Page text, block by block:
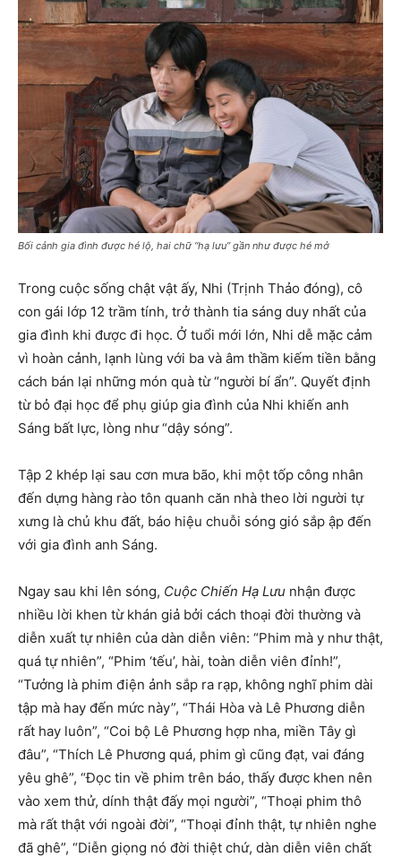
Bối cảnh gia đình được hé lộ, hai chữ “hạ lưu” gần như được hé mở
Trong cuộc sống chật vật ấy, Nhi (Trịnh Thảo đóng), cô
con gái lớp 12 trầm tính, trở thành tia sáng duy nhất của
gia đình khi được đi học. Ở tuổi mới lớn, Nhi dễ mặc cảm
vì hoàn cảnh, lạnh lùng với ba và âm thầm kiếm tiền bằng
cách bán lại những món quà từ “người bí ẩn”. Quyết định
từ bỏ đại học để phụ giúp gia đình của Nhi khiến anh
Sáng bất lực, lòng như “dậy sóng”.
Tập 2 khép lại sau cơn mưa bão, khi một tốp công nhân
đến dựng hàng rào tôn quanh căn nhà theo lời người tự
xưng là chủ khu đất, báo hiệu chuỗi sóng gió sắp ập đến
với gia đình anh Sáng.
Ngay sau khi lên sóng, Cuộc Chiến Hạ Lưu nhận được
nhiều lời khen từ khán giả bởi cách thoại đời thường và
diễn xuất tự nhiên của dàn diễn viên: “Phim mà y như thật,
quá tự nhiên”, “Phim ‘tếu’, hài, toàn diễn viên đỉnh!”,
“Tưởng là phim điện ảnh sắp ra rạp, không nghĩ phim dài
tập mà hay đến mức này”, “Thái Hòa và Lê Phương diễn
rất hay luôn”, “Coi bộ Lê Phương hợp nha, miền Tây gì
đâu”, “Thích Lê Phương quá, phim gì cũng đạt, vai đáng
yêu ghê”, “Đọc tin về phim trên báo, thấy được khen nên
vào xem thử, dính thật đấy mọi người”, “Thoại phim thô
mà rất thật với ngoài đời”, “Thoại đỉnh thật, tự nhiên nghe
đã ghê”, “Diễn giọng nó đời thiệt chứ, dàn diễn viên chất